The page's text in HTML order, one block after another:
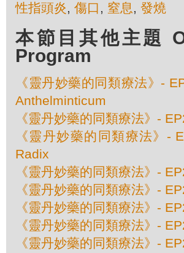
性指頭炎, 傷口 , 窒息, 發燒
本節目其他主題
Program
《靈丹妙藥的同類療法》-
Anthelminticum
《靈丹妙藥的同類療法》-
《靈丹妙藥的同類療法》-
Radix
《靈丹妙藥的同類療法》-
《靈丹妙藥的同類療法》-
《靈丹妙藥的同類療法》-
《靈丹妙藥的同類療法》-
《靈丹妙藥的同類療法》-